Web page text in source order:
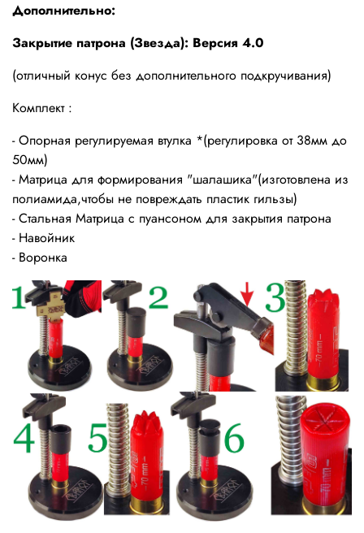
Дополнительно:
Закрытие патрона (Звезда): Версия 4.0
(отличный конус без дополнительного подкручивания)
Комплект :
- Опорная регулируемая втулка *(регулировка от 38мм до
50мм)
- Матрица для формирования "шалашика"(изготовлена из
полиамида,чтобы не повреждать пластик гильзы)
- Стальная Матрица с пуансоном для закрытия патрона
- Навойник
- Воронка